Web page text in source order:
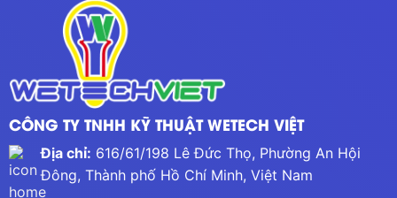
CÔNG TY TNHH KỸ THUẬT WETECH VIỆT
Địa chỉ: 616/61/198 Lê Đức Thọ, Phường An Hội
Đông, Thành phố Hồ Chí Minh, Việt Nam